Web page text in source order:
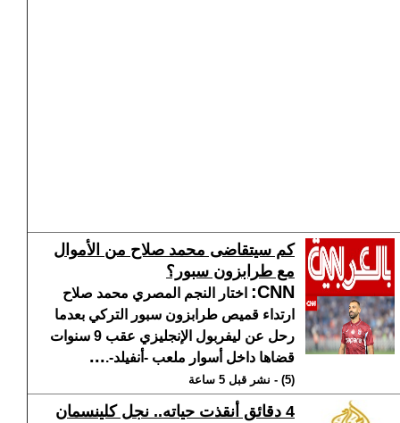
كم سيتقاضى محمد صلاح من الأموال
مع طرابزون سبور؟
CNN
: اختار النجم المصري محمد صلاح
ارتداء قميص طرابزون سبور التركي بعدما
رحل عن ليفربول الإنجليزي عقب 9 سنوات
قضاها داخل أسوار ملعب -أنفيلد-....
(5) - نشر قبل 5 ساعة
4 دقائق أنقذت حياته.. نجل كلينسمان